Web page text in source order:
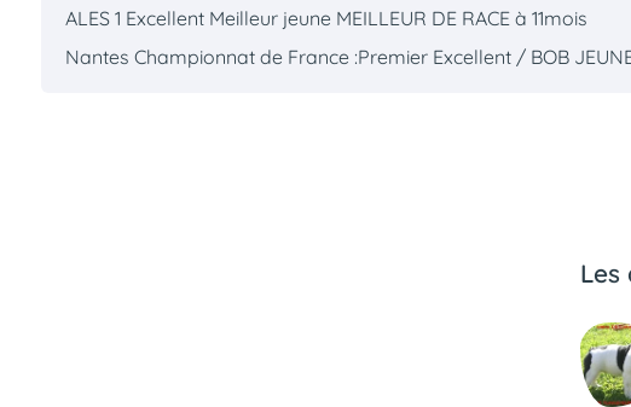
ALES 1 Excellent Meilleur jeune MEILLEUR DE RACE à 11mois
Nantes Championnat de France :Premier Excellent / BOB
Les